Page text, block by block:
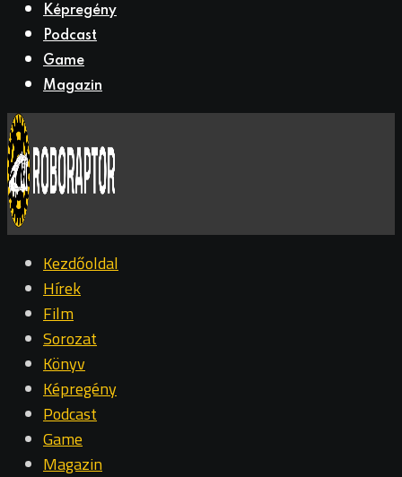
Képregény
Podcast
Game
Magazin
Kezdőoldal
Hírek
Film
Sorozat
Könyv
Képregény
Podcast
Game
Magazin